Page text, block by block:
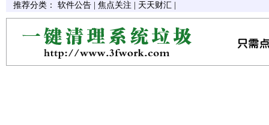
推荐分类： 软件公告 焦点关注 天天财汇